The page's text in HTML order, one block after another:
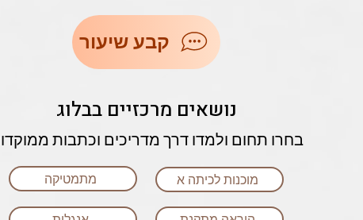
קבע שיעור
נושאים מרכזיים בבלוג
בחרו תחום ולמדו דרך מדריכים וכתבות
מוכנות לכיתה א מתמטיקה